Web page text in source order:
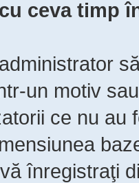
ceva timp
un motiv
ce nu au
înregistraţi